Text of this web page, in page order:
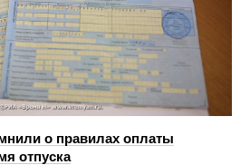
о правилах оплаты
отпуска